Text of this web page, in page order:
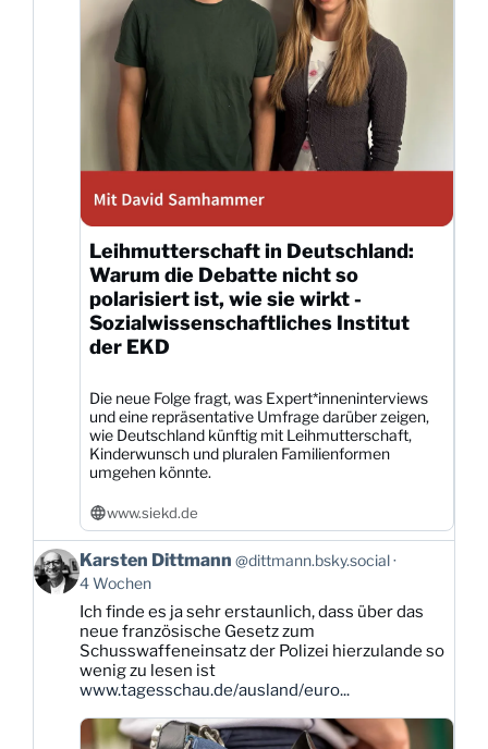
Leihmutterschaft in Deutschland:
Warum die Debatte nicht so
polarisiert ist, wie sie wirkt -
Sozialwissenschaftliches Institut
der EKD
Die neue Folge fragt, was Expert*inneninterviews
und eine repräsentative Umfrage darüber zeigen,
wie Deutschland künftig mit Leihmutterschaft,
Kinderwunsch und pluralen Familienformen
umgehen könnte.
www.siekd.de
Beitrag
von
Karsten
Dittmann
Bluesky
ansehen
Karsten Dittmann @dittmann.bsky.social
4 Wochen
Ich finde es ja sehr erstaunlich, dass über das
neue französische Gesetz zum
Schusswaffeneinsatz der Polizei hierzulande so
wenig zu lesen ist
www.tagesschau.de/ausland/euro...